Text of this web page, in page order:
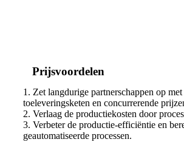
Prijsvoordelen
1. Zet langdurige partnerschappen op
toeleveringsketen en concurrerende
2. Verlaag de productiekosten door
3. Verbeter de productie-efficiëntie en
geautomatiseerde processen.